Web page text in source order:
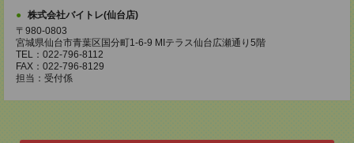
株式会社バイトレ(仙台店)
〒980-0803
宮城県仙台市青葉区国分町1-6-9 MIテラス仙台広瀬通り5階
TEL：022-796-8112
FAX：022-796-8129
担当：受付係